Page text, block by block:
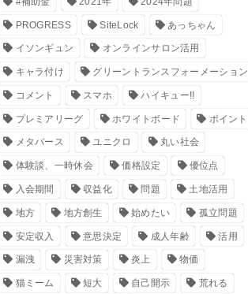
PROGRESS SiteLock あっちゃん
イソンギュン オンラインサロン活用
キャラ付け グリーントランスフォーメーション
コメント スマホ ハイキュー!!
プレミアリーグ ホワイトボード ポイント
メタバース ユニクロ 丸い社会
体験談、一時休会 価格設定 優位点
入会期間 収益化 問題 土地活用
地方 地方創生 始めたい 孤立問題
安定収入 意思決定 成人年齢 活用
漏洩 災害対策 炎上 物価
猫ミーム 短大 自己開示 荒れる